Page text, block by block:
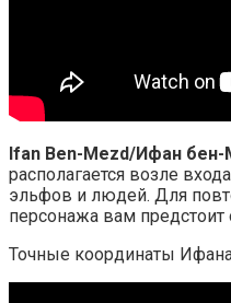
Ifan Ben-Mezd/Ифан
располагается возле
эльфов и людей. Для
персонажа вам предстоит
Точные координаты